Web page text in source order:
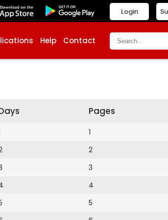
Login
Help Contact
Pages
1
2
3
4
5